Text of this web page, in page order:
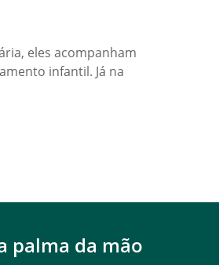
eles acompanham
infantil. Já na
palma da mão